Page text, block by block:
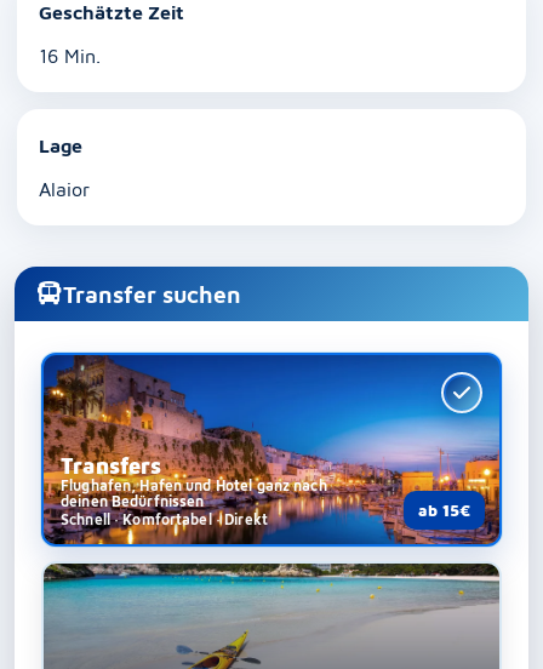
Geschätzte Zeit
16 Min.
Lage
Alaior
Transfer suchen
Transfers
Flughafen, Hafen und Hotel ganz nach
deinen Bedürfnissen
Schnell · Komfortabel · Direkt
ab 15€